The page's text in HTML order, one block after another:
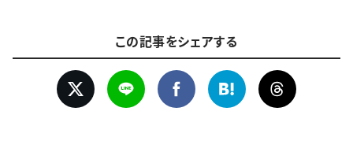
この記事をシェアする